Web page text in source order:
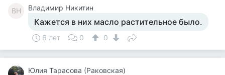
ВН Владимир Никитин
Кажется в них масло растительное было.
6 лет 0 0
Юлия Тарасова (Раковская)